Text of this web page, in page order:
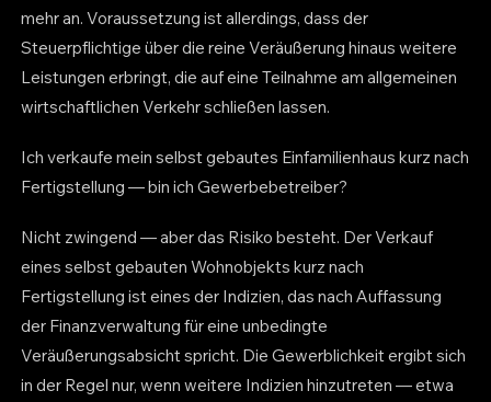
mehr an. Voraussetzung ist allerdings, dass der
Steuerpflichtige über die reine Veräußerung hinaus weitere
Leistungen erbringt, die auf eine Teilnahme am allgemeinen
wirtschaftlichen Verkehr schließen lassen.
Ich verkaufe mein selbst gebautes Einfamilienhaus kurz nach
Fertigstellung — bin ich Gewerbebetreiber?
Nicht zwingend — aber das Risiko besteht. Der Verkauf
eines selbst gebauten Wohnobjekts kurz nach
Fertigstellung ist eines der Indizien, das nach Auffassung
der Finanzverwaltung für eine unbedingte
Veräußerungsabsicht spricht. Die Gewerblichkeit ergibt sich
in der Regel nur, wenn weitere Indizien hinzutreten — etwa